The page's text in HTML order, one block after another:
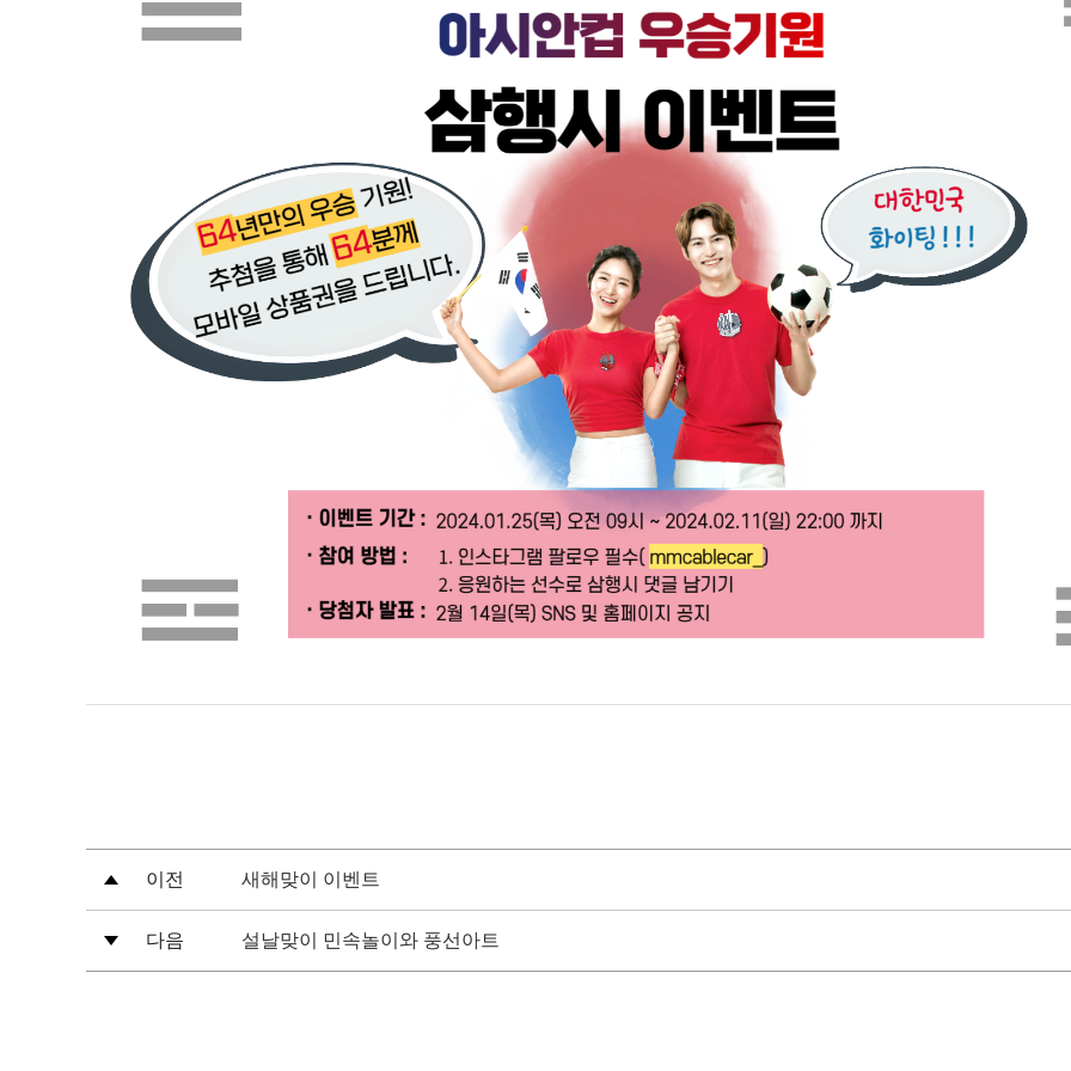
이전 새해맞이 이벤트
다음 설날맞이 민속놀이와 풍선아트